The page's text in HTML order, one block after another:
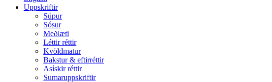
Uppskriftir
Súpur
Sósur
Meðlæti
Léttir réttir
Kvöldmatur
Bakstur & eftirréttir
Asískir réttir
Sumaruppskriftir